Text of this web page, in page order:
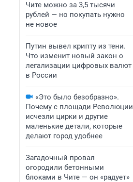
Чите можно за 3,5 тысячи
рублей — но покупать нужно
не новое
Путин вывел крипту из тени.
Что изменит новый закон о
легализации цифровых валют
в России
«Это было безобразно».
Почему с площади Революции
исчезли цирки и другие
маленькие детали, которые
делают город удобнее
Загадочный провал
огородили бетонными
блоками в Чите — он «радует»